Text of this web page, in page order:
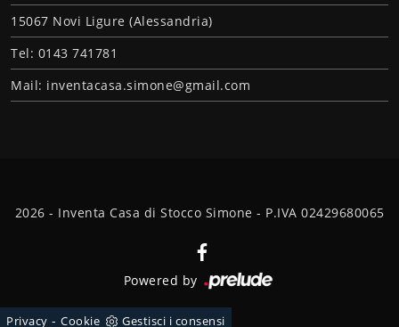
15067 Novi Ligure (Alessandria)
Tel: 0143 741781
Mail: inventacasa.simone@gmail.com
2026 - Inventa Casa di Stocco Simone - P.IVA 02429680065
Powered by
Privacy - Cookie Gestisci i consensi